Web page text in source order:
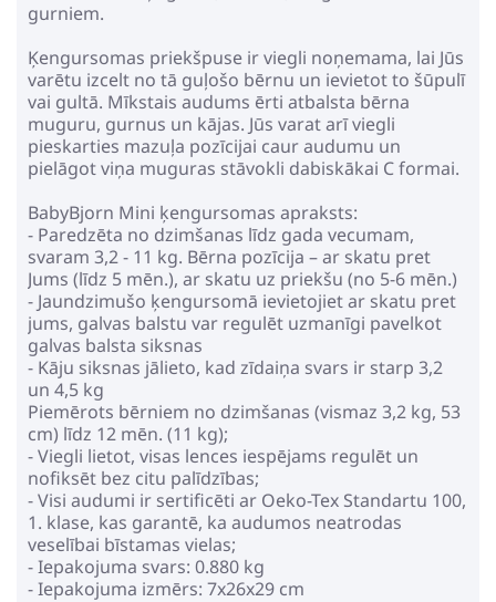
gurniem.
Ķengursomas priekšpuse ir viegli noņemama, lai Jūs
varētu izcelt no tā guļošo bērnu un ievietot to šūpulī
vai gultā. Mīkstais audums ērti atbalsta bērna
muguru, gurnus un kājas. Jūs varat arī viegli
pieskarties mazuļa pozīcijai caur audumu un
pielāgot viņa muguras stāvokli dabiskākai C formai.
BabyBjorn Mini ķengursomas apraksts:
- Paredzēta no dzimšanas līdz gada vecumam,
svaram 3,2 - 11 kg. Bērna pozīcija – ar skatu pret
Jums (līdz 5 mēn.), ar skatu uz priekšu (no 5-6 mēn.)
- Jaundzimušo ķengursomā ievietojiet ar skatu pret
jums, galvas balstu var regulēt uzmanīgi pavelkot
galvas balsta siksnas
- Kāju siksnas jālieto, kad zīdaiņa svars ir starp 3,2
un 4,5 kg
Piemērots bērniem no dzimšanas (vismaz 3,2 kg, 53
cm) līdz 12 mēn. (11 kg);
- Viegli lietot, visas lences iespējams regulēt un
nofiksēt bez citu palīdzības;
- Visi audumi ir sertificēti ar Oeko-Tex Standartu 100,
1. klase, kas garantē, ka audumos neatrodas
veselībai bīstamas vielas;
- Iepakojuma svars: 0.880 kg
- Iepakojuma izmērs: 7x26x29 cm